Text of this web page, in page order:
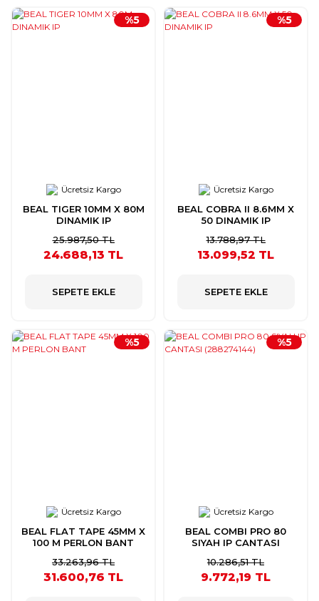
Ücretsiz Kargo
BEAL TIGER 10MM X 80M
DINAMIK IP
%5
25.987,50 TL
24.688,13 TL
SEPETE EKLE
Ücretsiz Kargo
BEAL COBRA II 8.6MM X
50 DINAMIK IP
%5
13.788,97 TL
13.099,52 TL
SEPETE EKLE
Ücretsiz Kargo
BEAL FLAT TAPE 45MM X
100 M PERLON BANT
%5
33.263,96 TL
31.600,76 TL
Ücretsiz Kargo
BEAL COMBI PRO 80
SIYAH IP CANTASI
%5
10.286,51 TL
9.772,19 TL